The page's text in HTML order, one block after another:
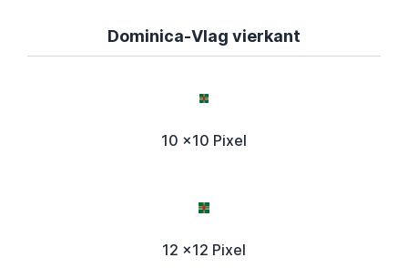
Dominica-Vlag vierkant
10 x10 Pixel
12 x12 Pixel